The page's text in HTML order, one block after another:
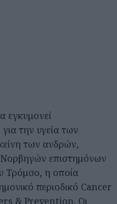
εγκυμονεί
την υγεία των
των ανδρών,
επιστημόνων
Τρόμσο, η οποία
περιοδικό Cancer
& Prevention. Οι